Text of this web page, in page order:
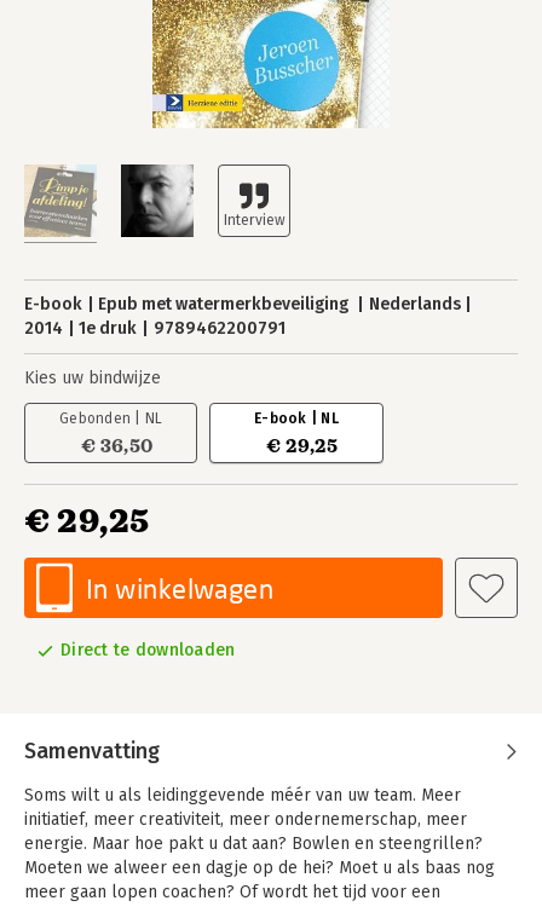
E-book Epub met watermerkbeveiliging
Nederlands
2014
1e druk 9789462200791
Kies uw bindwijze
Gebonden | NL
€ 36,50
E-book | NL
€ 29,25
€ 29,25
In winkelwagen
Direct te downloaden
Samenvatting
Soms wilt u als leidinggevende méér van uw team. Meer
initiatief, meer creativiteit, meer ondernemerschap, meer
energie. Maar hoe pakt u dat aan? Bowlen en steengrillen?
Moeten we alweer een dagje op de hei? Moet u als baas nog
meer gaan lopen coachen? Of wordt het tijd voor een